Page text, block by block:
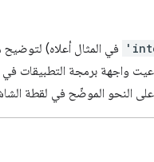
في المثال أعلاه) لتوضيح
واجهة برمجة التطبيقات
النحو الموضّح في لقطة